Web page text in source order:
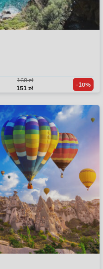
168 zł
151 zł
-10%